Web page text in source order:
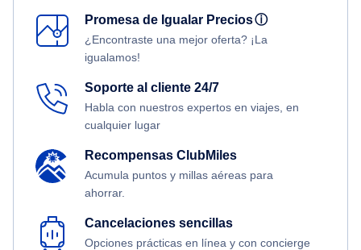
Promesa de Igualar Preciosⓘ
¿Encontraste una mejor oferta? ¡La
igualamos!
Soporte al cliente 24/7
Habla con nuestros expertos en viajes, en
cualquier lugar
Recompensas ClubMiles
Acumula puntos y millas aéreas para
ahorrar.
Cancelaciones sencillas
Opciones prácticas en línea y con concierge